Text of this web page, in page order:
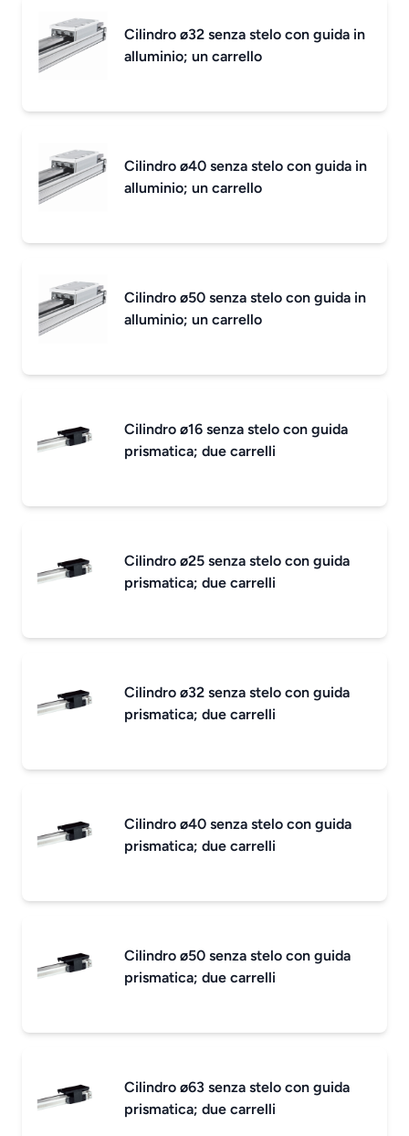
Cilindro ø32 senza stelo con guida in
alluminio; un carrello
Cilindro ø40 senza stelo con guida in
alluminio; un carrello
Cilindro ø50 senza stelo con guida in
alluminio; un carrello
Cilindro ø16 senza stelo con guida
prismatica; due carrelli
Cilindro ø25 senza stelo con guida
prismatica; due carrelli
Cilindro ø32 senza stelo con guida
prismatica; due carrelli
Cilindro ø40 senza stelo con guida
prismatica; due carrelli
Cilindro ø50 senza stelo con guida
prismatica; due carrelli
Cilindro ø63 senza stelo con guida
prismatica; due carrelli